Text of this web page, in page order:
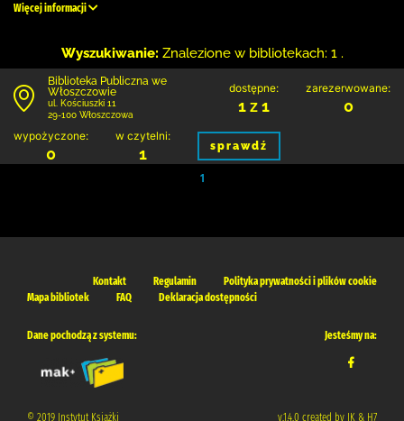
Więcej informacji
Wyszukiwanie: Znalezione w bibliotekach: 1 .
Biblioteka Publiczna we
Włoszczowie
ul. Kościuszki 11
29-100 Włoszczowa
dostępne:
1 z 1
zarezerwowane:
0
wypożyczone:
0
w czytelni:
1 sprawdź
1
Kontakt Regulamin
Polityka prywatności i plików cookie
Mapa bibliotek
FAQ Deklaracja dostępności
Dane pochodzą z systemu: Jesteśmy na:
© 2019 Instytut Książki v.1.4.0 created by IK & H7